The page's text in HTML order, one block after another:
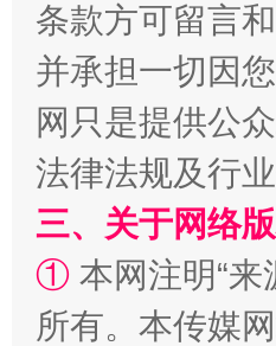
阿坝州三大球赛在茂县
条款方可留言
并承担一切因
网只是提供公
法律法规及行
三、关于网络
① 本网注明“
所有。本传媒